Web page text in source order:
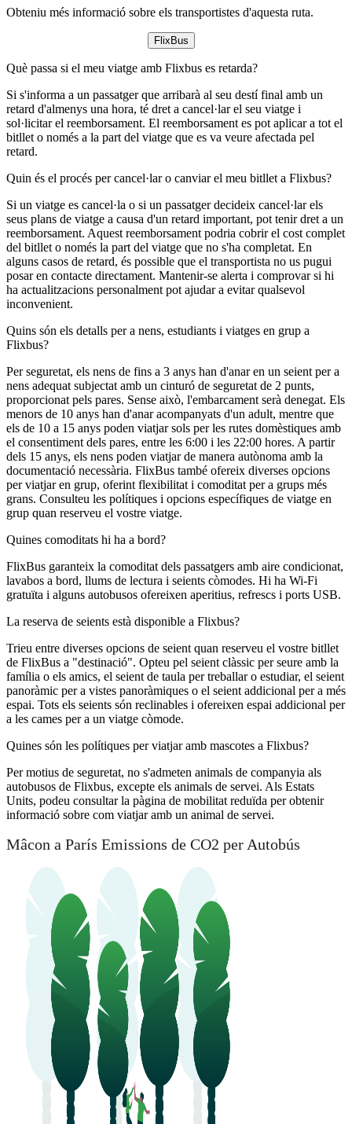
Obteniu més informació sobre els transportistes d'aquesta ruta.
FlixBus
Què passa si el meu viatge amb Flixbus es retarda?
Si s'informa a un passatger que arribarà al seu destí final amb un
retard d'almenys una hora, té dret a cancel·lar el seu viatge i
sol·licitar el reemborsament. El reemborsament es pot aplicar a tot el
bitllet o només a la part del viatge que es va veure afectada pel
retard.
Quin és el procés per cancel·lar o canviar el meu bitllet a Flixbus?
Si un viatge es cancel·la o si un passatger decideix cancel·lar els
seus plans de viatge a causa d'un retard important, pot tenir dret a un
reemborsament. Aquest reemborsament podria cobrir el cost complet
del bitllet o només la part del viatge que no s'ha completat. En
alguns casos de retard, és possible que el transportista no us pugui
posar en contacte directament. Mantenir-se alerta i comprovar si hi
ha actualitzacions personalment pot ajudar a evitar qualsevol
inconvenient.
Quins són els detalls per a nens, estudiants i viatges en grup a
Flixbus?
Per seguretat, els nens de fins a 3 anys han d'anar en un seient per a
nens adequat subjectat amb un cinturó de seguretat de 2 punts,
proporcionat pels pares. Sense això, l'embarcament serà denegat. Els
menors de 10 anys han d'anar acompanyats d'un adult, mentre que
els de 10 a 15 anys poden viatjar sols per les rutes domèstiques amb
el consentiment dels pares, entre les 6:00 i les 22:00 hores. A partir
dels 15 anys, els nens poden viatjar de manera autònoma amb la
documentació necessària. FlixBus també ofereix diverses opcions
per viatjar en grup, oferint flexibilitat i comoditat per a grups més
grans. Consulteu les polítiques i opcions específiques de viatge en
grup quan reserveu el vostre viatge.
Quines comoditats hi ha a bord?
FlixBus garanteix la comoditat dels passatgers amb aire condicionat,
lavabos a bord, llums de lectura i seients còmodes. Hi ha Wi-Fi
gratuïta i alguns autobusos ofereixen aperitius, refrescs i ports USB.
La reserva de seients està disponible a Flixbus?
Trieu entre diverses opcions de seient quan reserveu el vostre bitllet
de FlixBus a "destinació". Opteu pel seient clàssic per seure amb la
família o els amics, el seient de taula per treballar o estudiar, el seient
panoràmic per a vistes panoràmiques o el seient addicional per a més
espai. Tots els seients són reclinables i ofereixen espai addicional per
a les cames per a un viatge còmode.
Quines són les polítiques per viatjar amb mascotes a Flixbus?
Per motius de seguretat, no s'admeten animals de companyia als
autobusos de Flixbus, excepte els animals de servei. Als Estats
Units, podeu consultar la pàgina de mobilitat reduïda per obtenir
informació sobre com viatjar amb un animal de servei.
Mâcon a París Emissions de CO2 per Autobús